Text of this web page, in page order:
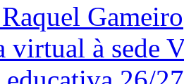
Gameiro